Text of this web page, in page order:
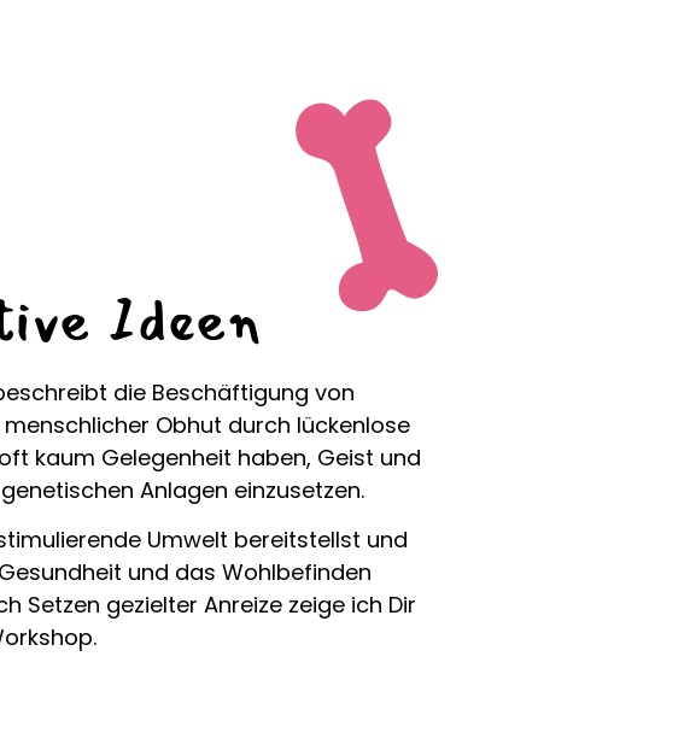
Ideen
die Beschäftigung von
menschlicher Obhut durch lückenlose
kaum Gelegenheit haben, Geist und
Anlagen einzusetzen.
Umwelt bereitstellst und
und das Wohlbefinden
Setzen gezielter Anreize zeige ich Dir